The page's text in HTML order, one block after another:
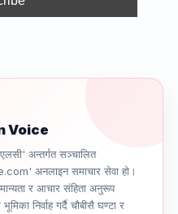
Voice
अन्तर्गत सञ्चालित
अनलाइन समाचार सेवा हो।
र आचार संहिता अनुरूप
निर्वाह गर्दै चौबीसै घण्टा र